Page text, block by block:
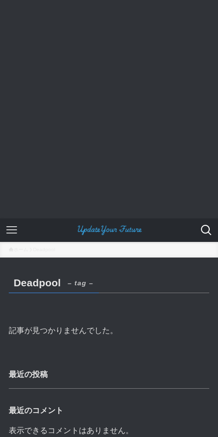
Deadpool – tag –
記事が見つかりませんでした。
最近の投稿
最近のコメント
表示できるコメントはありません。